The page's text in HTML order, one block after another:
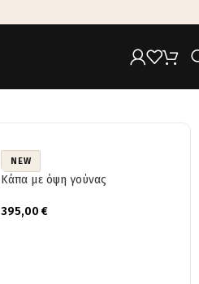
NEW
Κάπα με όψη γούνας
395,00€